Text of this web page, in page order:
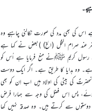
کی بھی مدد کی صورت نکالنی چاہیے وہ
عند صرام النخل (الخ) )بعض نے کہا ہے
رسول کریم ﷺنے منع فرمایا ہے اُس کو
وہ ہدایا کا طریق ہے۔ اگر ایک دوست
کی بیٹی کی اولاد ہیں اب اِن کو بھی
لائے، پس اِس فضل کی وجہ سے ہمارا فرض
سے کرتے ہیں۔ وہ صدقہ نہیں کھا